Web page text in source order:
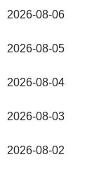
2026-08-06
2026-08-05
2026-08-04
2026-08-03
2026-08-02